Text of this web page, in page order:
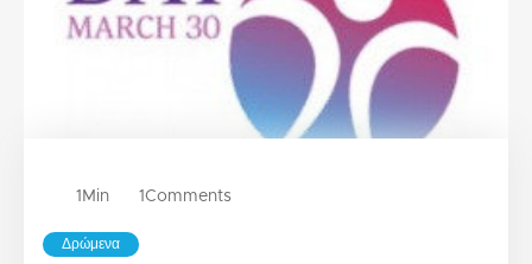
1 Min 1Comments
Δρώμενα